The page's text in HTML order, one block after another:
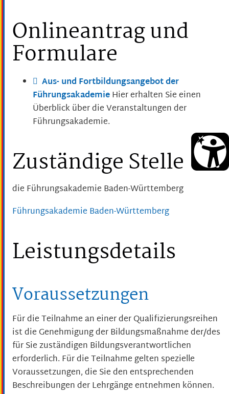
Onlineantrag und
Formulare
Aus- und Fortbildungsangebot der
FührungsakademieHier erhalten Sie einen
Überblick über die Veranstaltungen der
Führungsakademie.
Zuständige Stelle
die Führungsakademie Baden-Württemberg
Führungsakademie Baden-Württemberg
Leistungsdetails
Voraussetzungen
Für die Teilnahme an einer der Qualifizierungsreihen
ist die Genehmigung der Bildungsmaßnahme der/des
für Sie zuständigen Bildungsverantwortlichen
erforderlich. Für die Teilnahme gelten spezielle
Voraussetzungen, die Sie den entsprechenden
Beschreibungen der Lehrgänge entnehmen können.